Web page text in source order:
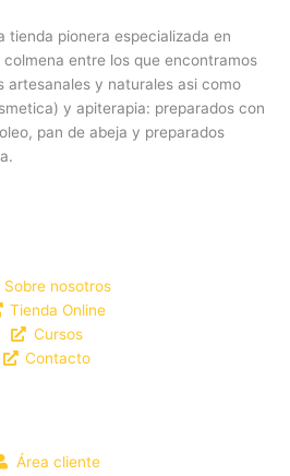
tienda pionera especializada en
entre los que encontramos
artesanales y naturales asi como
y apiterapia: preparados con
pan de abeja y preparados
Sobre nosotros
Tienda Online
Cursos
Contacto
Área cliente